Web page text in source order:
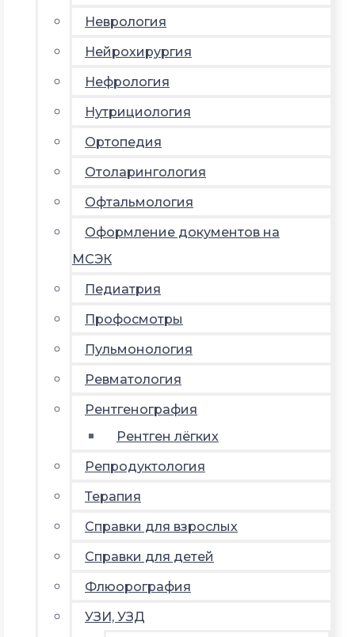
Неврология
Нейрохирургия
Нефрология
Нутрициология
Ортопедия
Отоларингология
Офтальмология
Оформление документов на
МСЭК
Педиатрия
Профосмотры
Пульмонология
Ревматология
Рентгенография
Рентген лёгких
Репродуктология
Терапия
Справки для взрослых
Справки для детей
Флюорография
УЗИ, УЗД